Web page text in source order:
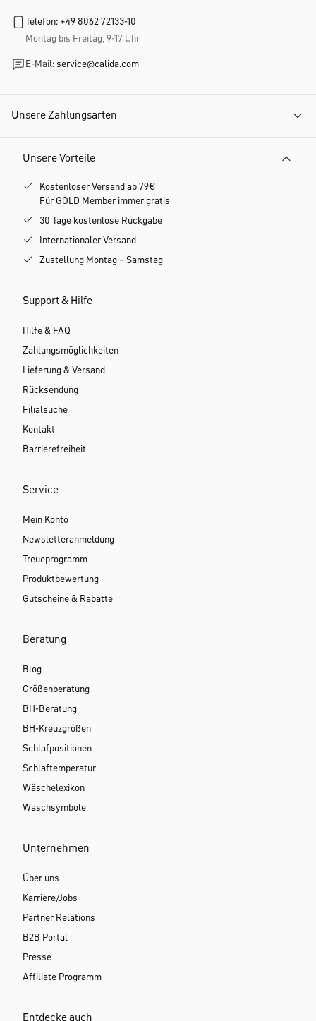
Telefon: +49 8062 72133-10
Montag bis Freitag, 9-17 Uhr
E-Mail: service@calida.com
Unsere Zahlungsarten
Unsere Vorteile
Kostenloser Versand ab 79€
Für GOLD Member immer gratis
30 Tage kostenlose Rückgabe
Internationaler Versand
Zustellung Montag – Samstag
Support & Hilfe
Hilfe & FAQ
Zahlungsmöglichkeiten
Lieferung & Versand
Rücksendung
Filialsuche
Kontakt
Barrierefreiheit
Service
Mein Konto
Newsletteranmeldung
Treueprogramm
Produktbewertung
Gutscheine & Rabatte
Beratung
Blog
Größenberatung
BH-Beratung
BH-Kreuzgrößen
Schlafpositionen
Schlaftemperatur
Wäschelexikon
Waschsymbole
Unternehmen
Über uns
Karriere/Jobs
Partner Relations
B2B Portal
Presse
Affiliate Programm
Entdecke auch